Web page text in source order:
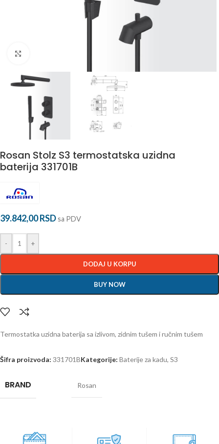
Rosan Stolz S3 termostatska uzidna
baterija 331701B
39.842,00RSDsa PDV
- +
DODAJ U KORPU
BUY NOW
Termostatka uzidna baterija sa izlivom, zidnim tušem i ručnim tušem
Šifra proizvoda: 331701BKategorije: Baterije za kadu, S3
BRAND Rosan